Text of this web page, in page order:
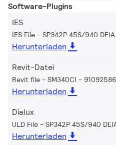
Software-Plugins
IES
IES File - SP342P 45S/940
Herunterladen
Revit-Datei
Revit file - SM340CI -
Herunterladen
Dialux
ULD File - SP342P 45S/940
Herunterladen